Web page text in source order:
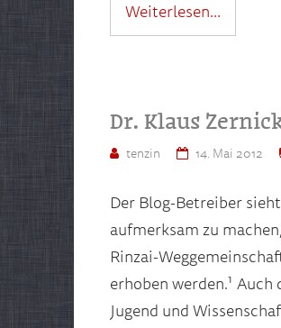
Weiterlesen…
Dr. Klaus
tenzin 14. Mai 2012
Der Blog-Betreiber
aufmerksam zu
Rinzai-
erhoben werden.¹
Jugend und